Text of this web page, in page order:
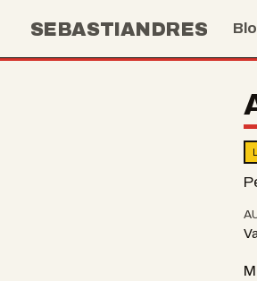
SEBASTIANDRES